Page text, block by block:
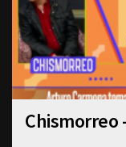
Chismorreo